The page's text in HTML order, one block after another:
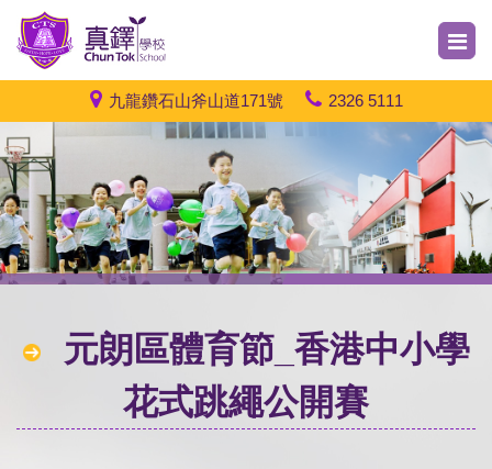
九龍鑽石山斧山道171號 2326 5111
元朗區體育節_香港中小學
花式跳繩公開賽